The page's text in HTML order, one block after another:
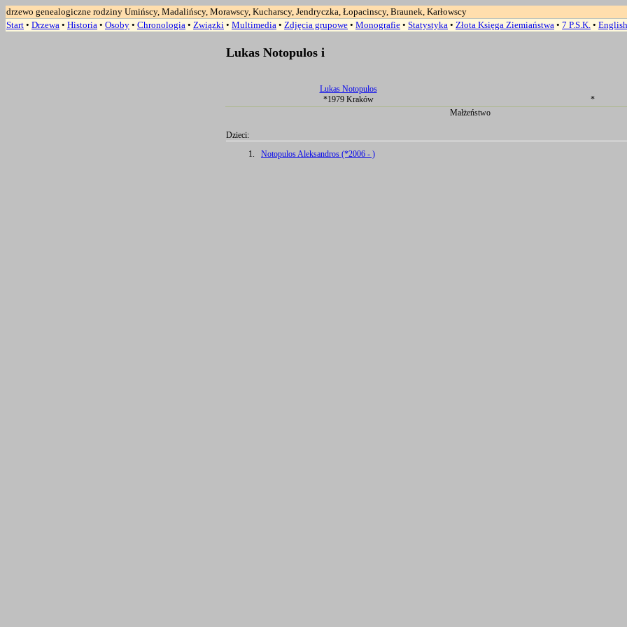
drzewo genealogiczne rodziny Umińscy, Madalińscy, Morawscy, Kucharscy, Jendryczka, Łopacinscy, Braunek, Karłowscy
Start • Drzewa • Historia • Osoby • Chronologia • Związki • Multimedia • Zdjęcia grupowe • Monografie • Statystyka • Złota Księga Ziemiaństwa • 7 P.S.K. • English
Lukas Notopulos i
Lukas Notopulos
*1979 Kraków
*
Małżeństwo
Dzieci:
1.
Notopulos Aleksandros (*2006 - )